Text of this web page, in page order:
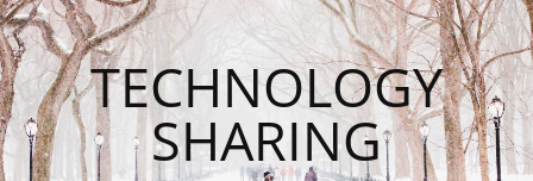
TECHNOLOGY
SHARING